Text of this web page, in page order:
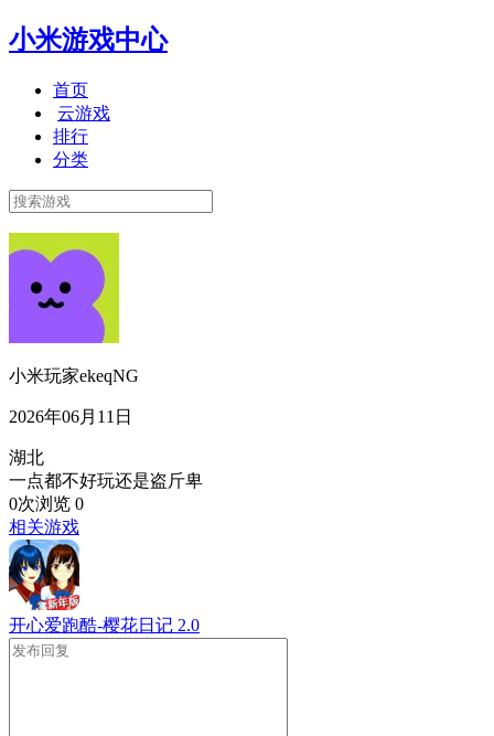
小米游戏中心
首页
云游戏
排行
分类
小米玩家ekeqNG
2026年06月11日
湖北
一点都不好玩还是盗斤卑
0次浏览 0
相关游戏
开心爱跑酷-樱花日记 2.0